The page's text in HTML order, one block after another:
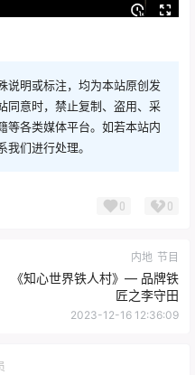
说明或标注，均为本站原创发
同意时，禁止复制、盗用、采
等各类媒体平台。如若本站内
们进行处理。
0 0
内地 节目
《知心世界铁人村》— 品牌铁
匠之李守田
2023-12-16 12:36:09